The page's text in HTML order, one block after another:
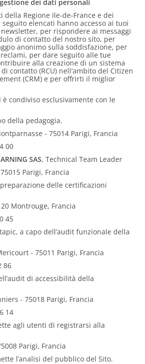
dei dati personali
della Regione Ile-de-France e dei
elencati hanno accesso ai tuoi
per rispondere ai messaggi
di contatto del nostro sito, per
anonimo sulla soddisfazione, per
per dare seguito alle tue
alla creazione di un sistema
contatto (RCU) nell'ambito del Citizen
(CRM) e per offrirti il miglior
è condiviso esclusivamente con le
della pedagogia.
- 75014 Parigi, Francia
00
SAS, Technical Team Leader
Parigi, Francia
delle certificazioni
Montrouge, Francia
45
a capo dell’audit funzionale della
- 75011 Parigi, Francia
86
di accessibilità della
- 75018 Parigi, Francia
14
agli utenti di registrarsi alla
Parigi, Francia
l’analisi del pubblico del Sito.